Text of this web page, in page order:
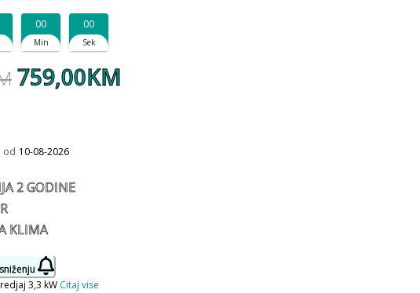
00
Min
00
Sek
759,00KM
od 10-08-2026
2 GODINE
KLIMA
3,3 kW Citaj vise